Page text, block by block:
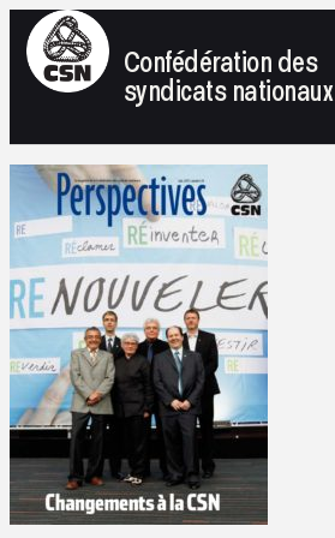
Confédération des
syndicats nationaux